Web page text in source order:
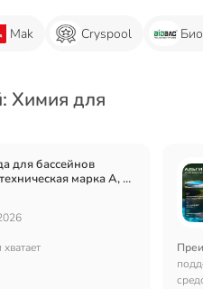
Mak Cryspool
Химия для
для бассейнов
марка А, 10